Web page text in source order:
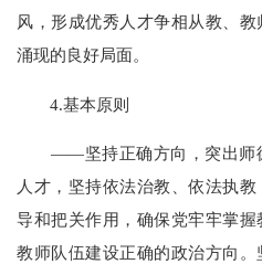
风，形成优秀人才争相从教、
涌现的良好局面。
4.基本原则
——坚持正确方向，突出师德
人才，坚持依法治教、依法执
导和把关作用，确保党牢牢掌
教师队伍建设正确的政治方向